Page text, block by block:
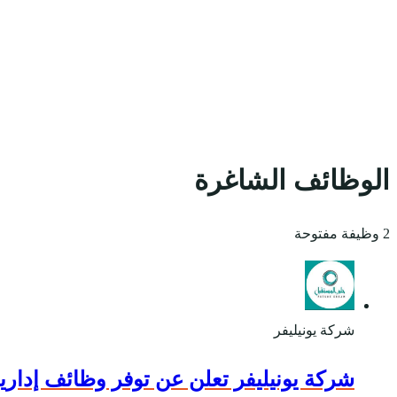
الوظائف الشاغرة
2 وظيفة مفتوحة
شركة يونيليفر
شركة يونيليفر تعلن عن توفر وظائف